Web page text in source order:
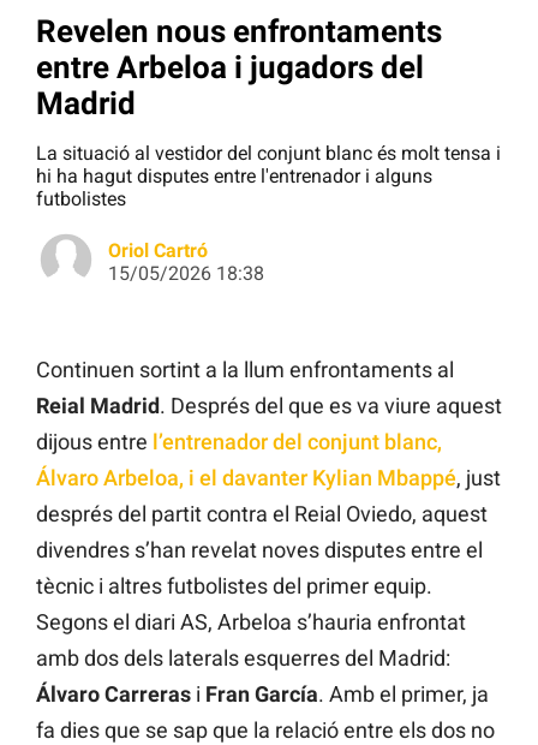
Revelen nous enfrontaments
entre Arbeloa i jugadors del
Madrid
La situació al vestidor del conjunt blanc és molt tensa i
hi ha hagut disputes entre l'entrenador i alguns
futbolistes
Oriol Cartró
15/05/2026 18:38
Continuen sortint a la llum enfrontaments al
Reial Madrid. Després del que es va viure aquest
dijous entre l’entrenador del conjunt blanc,
Álvaro Arbeloa, i el davanter Kylian Mbappé, just
després del partit contra el Reial Oviedo, aquest
divendres s’han revelat noves disputes entre el
tècnic i altres futbolistes del primer equip.
Segons el diari AS, Arbeloa s’hauria enfrontat
amb dos dels laterals esquerres del Madrid:
Álvaro Carreras i Fran García. Amb el primer, ja
fa dies que se sap que la relació entre els dos no